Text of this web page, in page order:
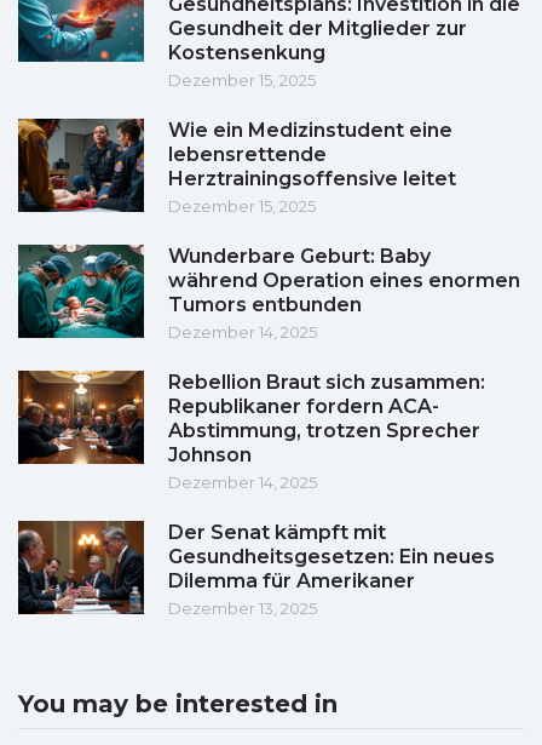
Gesundheit der Mitglieder zur
Kostensenkung
Dezember 15, 2025
Wie ein Medizinstudent eine
lebensrettende
Herztrainingsoffensive leitet
Dezember 15, 2025
Wunderbare Geburt: Baby
während Operation eines enormen
Tumors entbunden
Dezember 14, 2025
Rebellion Braut sich zusammen:
Republikaner fordern ACA-
Abstimmung, trotzen Sprecher
Johnson
Dezember 14, 2025
Der Senat kämpft mit
Gesundheitsgesetzen: Ein neues
Dilemma für Amerikaner
Dezember 13, 2025
You may be interested in